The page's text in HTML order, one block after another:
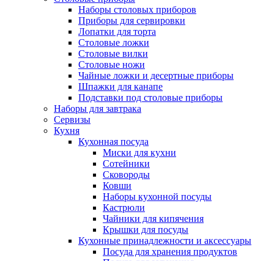
Наборы столовых приборов
Приборы для сервировки
Лопатки для торта
Столовые ложки
Столовые вилки
Столовые ножи
Чайные ложки и десертные приборы
Шпажки для канапе
Подставки под столовые приборы
Наборы для завтрака
Сервизы
Кухня
Кухонная посуда
Миски для кухни
Сотейники
Сковороды
Ковши
Наборы кухонной посуды
Кастрюли
Чайники для кипячения
Крышки для посуды
Кухонные принадлежности и аксессуары
Посуда для хранения продуктов